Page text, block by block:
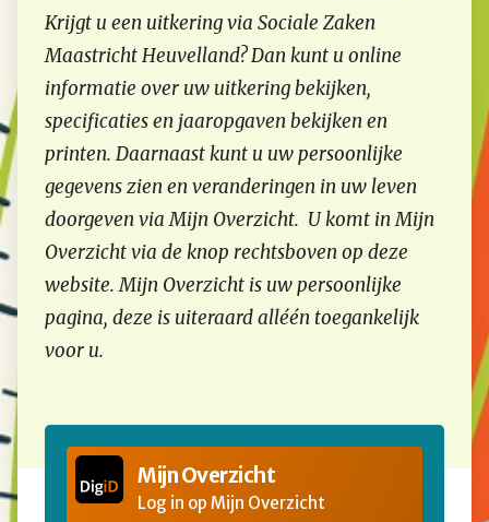
Krijgt u een uitkering via Sociale Zaken
Maastricht Heuvelland? Dan kunt u online
informatie over uw uitkering bekijken,
specificaties en jaaropgaven bekijken en
printen. Daarnaast kunt u uw persoonlijke
gegevens zien en veranderingen in uw leven
doorgeven via Mijn Overzicht. U komt in Mijn
Overzicht via de knop rechtsboven op deze
website. Mijn Overzicht is uw persoonlijke
pagina, deze is uiteraard alléén toegankelijk
voor u.
Mijn Overzicht
Log in op Mijn Overzicht